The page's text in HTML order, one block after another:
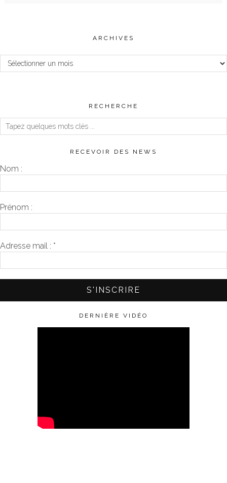
ARCHIVES
Archives
RECHERCHE
RECEVOIR DES NEWS
Nom :
Prénom :
Adresse mail : *
DERNIÈRE VIDÉO